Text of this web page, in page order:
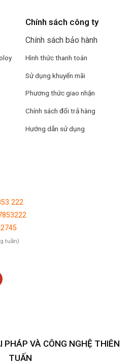
Chính sách công ty
Chính sách bảo hành
Hình thức thanh toán
Sử dụng khuyến mãi
Phương thức giao nhận
Chính sách đổi trả hàng
Hướng dẫn sử dụng
222
tuần)
PHÁP VÀ CÔNG NGHỆ THIÊN
TUẤN